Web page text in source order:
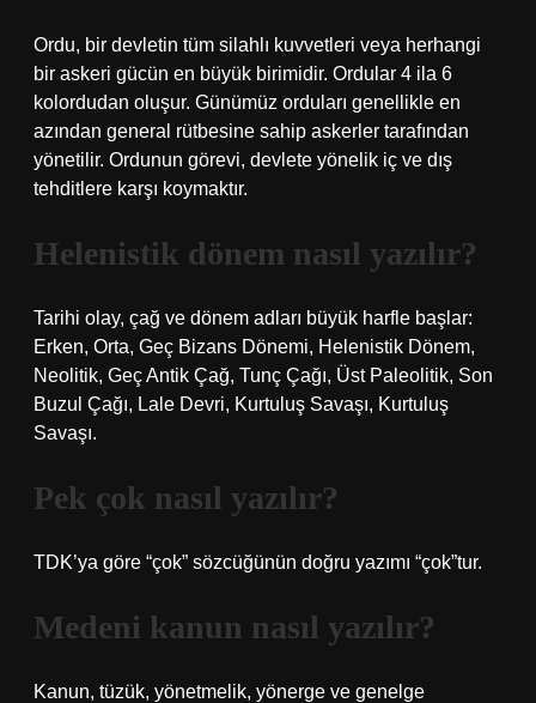
Ordu, bir devletin tüm silahlı kuvvetleri veya herhangi
bir askeri gücün en büyük birimidir. Ordular 4 ila 6
kolordudan oluşur. Günümüz orduları genellikle en
azından general rütbesine sahip askerler tarafından
yönetilir. Ordunun görevi, devlete yönelik iç ve dış
tehditlere karşı koymaktır.
Helenistik dönem nasıl yazılır?
Tarihi olay, çağ ve dönem adları büyük harfle başlar:
Erken, Orta, Geç Bizans Dönemi, Helenistik Dönem,
Neolitik, Geç Antik Çağ, Tunç Çağı, Üst Paleolitik, Son
Buzul Çağı, Lale Devri, Kurtuluş Savaşı, Kurtuluş
Savaşı.
Pek çok nasıl yazılır?
TDK’ya göre “çok” sözcüğünün doğru yazımı “çok”tur.
Medeni kanun nasıl yazılır?
Kanun, tüzük, yönetmelik, yönerge ve genelge